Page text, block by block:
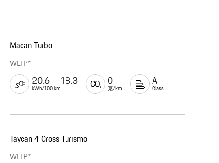
Macan Turbo
WLTP*
20.6 – 18.3
kWh/100 km
0
克/km
A
Class
Taycan 4 Cross Turismo
WLTP*